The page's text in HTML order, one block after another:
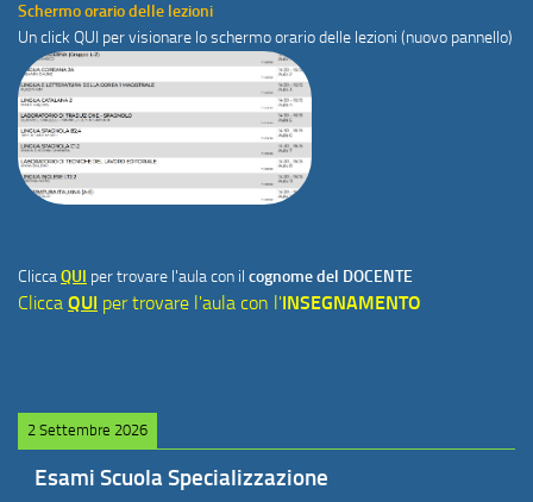
Schermo orario delle lezioni
Un click QUI per visionare lo schermo orario delle lezioni (nuovo pannello)
CliccaQUI per trovare l'aula con il cognome del DOCENTE
Clicca QUI per trovare l'aula con l'INSEGNAMENTO
2 Settembre 2026
Esami Scuola Specializzazione